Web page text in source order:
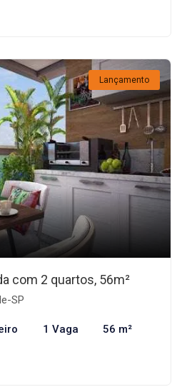
Lançamento
com 2 quartos, 56m²
SP
1 Vaga 56 m²